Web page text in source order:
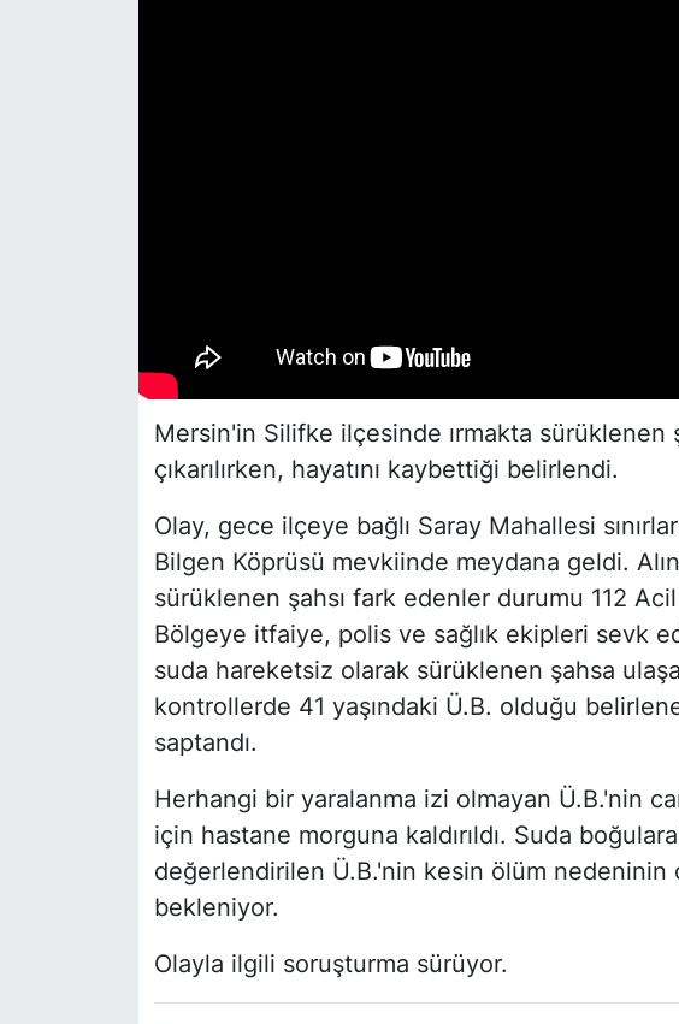
Mersin'in Silifke ilçesinde ırmakta sürüklenen
çıkarılırken, hayatını kaybettiği belirlendi.
Olay, gece ilçeye bağlı Saray Mahallesi
Bilgen Köprüsü mevkiinde meydana geldi.
sürüklenen şahsı fark edenler durumu 112
Bölgeye itfaiye, polis ve sağlık ekipleri sevk
suda hareketsiz olarak sürüklenen şahsa
kontrollerde 41 yaşındaki Ü.B. olduğu
saptandı.
Herhangi bir yaralanma izi olmayan Ü.B.'nin
için hastane morguna kaldırıldı. Suda
değerlendirilen Ü.B.'nin kesin ölüm nedeninin
bekleniyor.
Olayla ilgili soruşturma sürüyor.